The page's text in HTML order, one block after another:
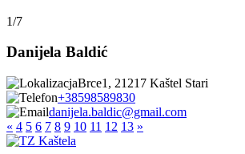
1/7
Danijela Baldić
Brce1, 21217 Kaštel Stari
+38598589830
danijela.baldic@gmail.com
« 4 5 6 7 8 9 10 11 12 13 »